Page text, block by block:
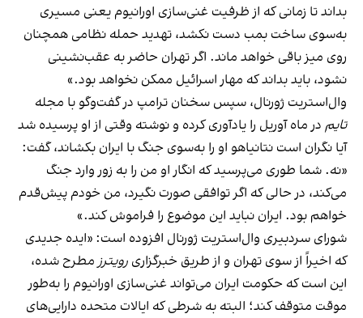
بداند تا زمانی که از ظرفیت غنی‌سازی اورانیوم یعنی مسیری
به‌سوی ساخت بمب دست نکشد، تهدید حمله نظامی همچنان
روی میز باقی خواهد ماند. اگر تهران حاضر به عقب‌نشینی
نشود، باید بداند که مهار اسرائیل ممکن نخواهد بود.»
وال‌استریت ژورنال، سپس سخنان ترامپ در گفت‌وگو با مجله
تایم در ماه آوریل را یادآوری کرده و نوشته وقتی از او پرسیده شد
آیا نگران است نتانیاهو او را به‌سوی جنگ با ایران بکشاند، گفت:
«نه. شما طوری می‌پرسید که انگار او من را به زور وارد جنگ
می‌کند، در حالی که اگر توافقی صورت نگیرد، من خودم پیش‌قدم
خواهم بود. ایران نباید این موضوع را فراموش کند.»
شورای سردبیری وال‌استریت ژورنال افزوده است:‌ «ایده جدیدی
که اخیراً از سوی تهران و از طریق خبرگزاری رویترزمطرح شده،
این است که حکومت ایران می‌تواند غنی‌سازی اورانیوم را به‌طور
موقت متوقف کند؛ البته به شرطی که ایالات متحده دارایی‌های